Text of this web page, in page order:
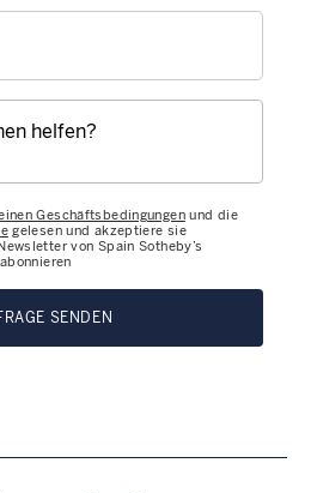
Geschäftsbedingungenund die
gelesen und akzeptiere sie
von Spain Sotheby’s
SENDEN